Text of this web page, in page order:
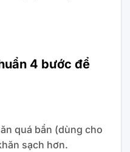
4 bước để
quá bẩn (dùng cho
sạch hơn.